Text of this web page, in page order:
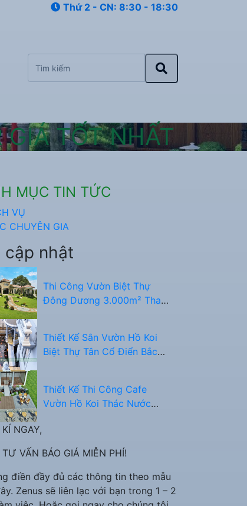
Thứ 2 - CN: 8:30 - 18:30
GIÁ TỐT NHẤT
MỤC TIN TỨC
VỤ
CHUYÊN GIA
cập nhật
Thi Công Vườn Biệt Thự
Đông Dương 3.000m² Thanh
Thiết Kế Sân Vườn Hồ Koi
Biệt Thự Tân Cổ Điển Bắc
Thiết Kế Thi Công Cafe
Vườn Hồ Koi Thác Nước
NGAY,
VẤN BÁO GIÁ MIỄN PHÍ!
điền đầy đủ các thông tin theo mẫu
Zenus sẽ liên lạc với bạn trong 1 – 2